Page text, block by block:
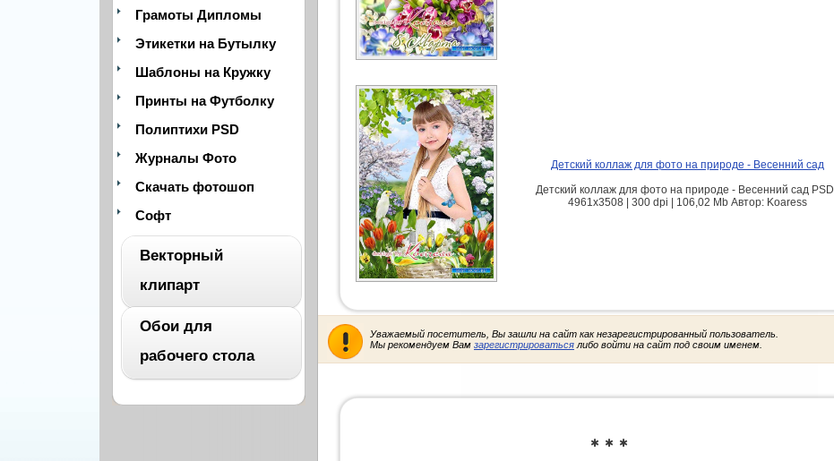
Грамоты Дипломы
Этикетки на Бутылку
Шаблоны на Кружку
Принты на Футболку
Полиптихи PSD
Журналы Фото
Скачать фотошоп
Софт
Векторный
клипарт
Архитектура
Обои для
рабочего стола
ВСЕ
Детский коллаж для фото на природе - Весенний сад
Детский коллаж для фото на природе - Весенний сад PSD |
4961x3508 | 300 dpi | 106,02 Mb Автор: Koaress
Уважаемый посетитель, Вы зашли на сайт как незарегистрированный пользователь.
Мы рекомендуем Вам зарегистрироваться либо войти на сайт под своим именем.
✱ ✱ ✱